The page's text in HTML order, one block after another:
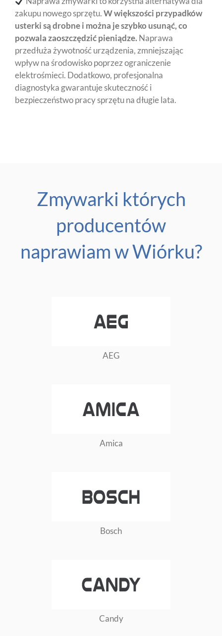
zakupu nowego sprzętu.W większości przypadków
usterki są drobne i można je szybko usunąć, co
pozwala zaoszczędzić pieniądze. Naprawa
przedłuża żywotność urządzenia, zmniejszając
wpływ na środowisko poprzez ograniczenie
elektrośmieci. Dodatkowo, profesjonalna
diagnostyka gwarantuje skuteczność i
bezpieczeństwo pracy sprzętu na długie lata.
Zmywarki których
producentów
naprawiam wWiórku?
AEG
Amica
Bosch
Candy